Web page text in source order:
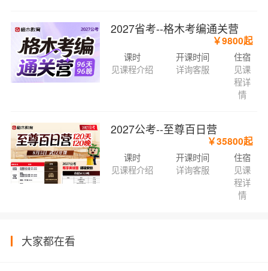
2027省考--格木考编通关营
￥9800起
课时
见课程介绍
开课时间
详询客服
住宿
见课
程详
情
2027公考--至尊百日营
￥35800起
课时
见课程介绍
开课时间
详询客服
住宿
见课
程详
情
大家都在看